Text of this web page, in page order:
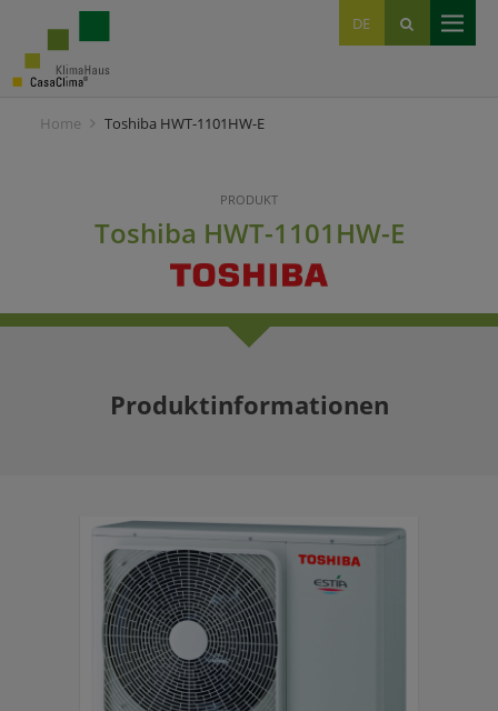
DE
IT
EN
Home Toshiba HWT-1101HW-E
PRODUKT
Toshiba HWT-1101HW-E
Produktinformationen